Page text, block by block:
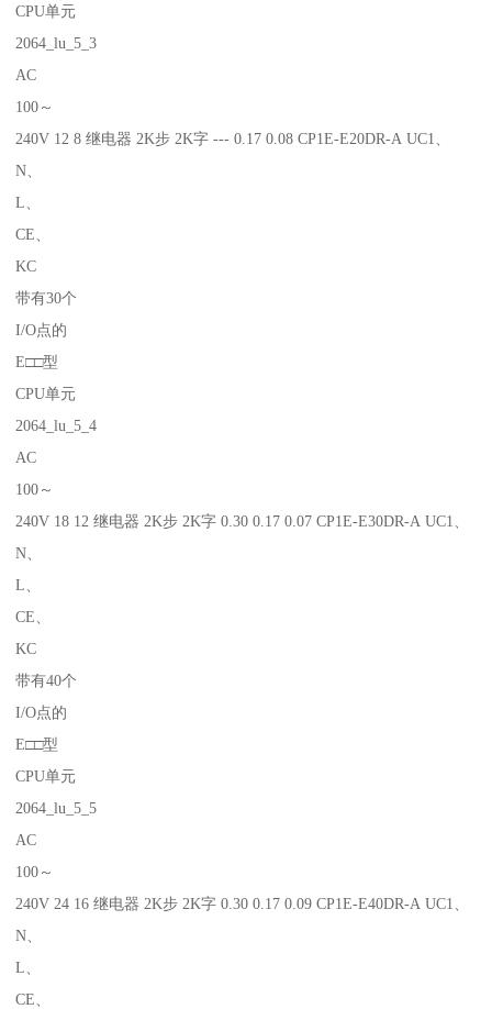
CPU单元
2064_lu_5_3
AC
100～
240V 12 8 继电器 2K步 2K字 --- 0.17 0.08 CP1E-E20DR-A UC1、
N、
L、
CE、
KC
带有30个
I/O点的
E□□型
CPU单元
2064_lu_5_4
AC
100～
240V 18 12 继电器 2K步 2K字 0.30 0.17 0.07 CP1E-E30DR-A UC1、
N、
L、
CE、
KC
带有40个
I/O点的
E□□型
CPU单元
2064_lu_5_5
AC
100～
240V 24 16 继电器 2K步 2K字 0.30 0.17 0.09 CP1E-E40DR-A UC1、
N、
L、
CE、